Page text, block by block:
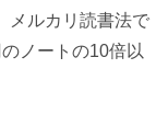
メルカリ読書法で
ノートの10倍以